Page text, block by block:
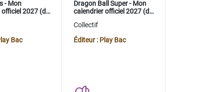
- Mon
2027 (de
Bac
Dragon Ball Super - Mon
calendrier officiel 2027 (de
Collectif
Éditeur : Play Bac